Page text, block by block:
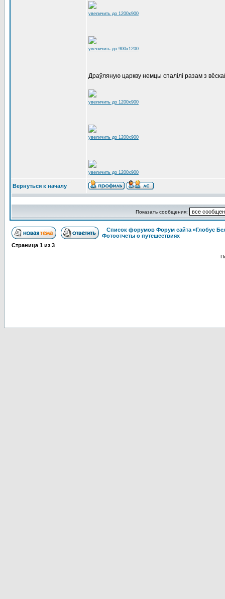
увеличить до 1200x900
увеличить до 900x1200
Драўляную царкву немцы спалілі разам з
увеличить до 1200x900
увеличить до 1200x900
увеличить до 1200x900
Вернуться к началу
Показать сообщения:
Список форумов Форум сайта «Глобус
Фотоотчеты о путешествиях
Страница 1 из 3